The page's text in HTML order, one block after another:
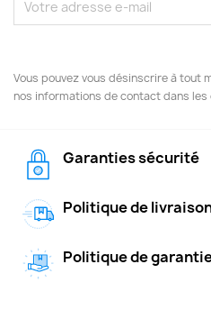
Vous pouvez vous désinscrire à tout
nos informations de contact dans
Garanties sécurité
Politique de
Politique de